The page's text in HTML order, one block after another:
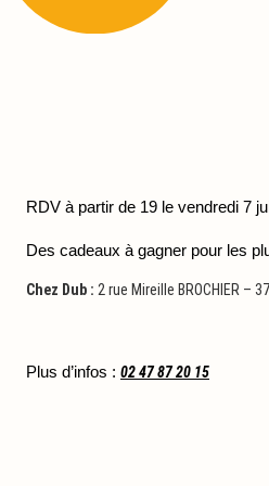
RDV à partir de 19 le vendredi 7
Des cadeaux à gagner pour les
Chez Dub : 2 rue Mireille BROCHIER –
Plus d’infos : 02 47 87 20 15